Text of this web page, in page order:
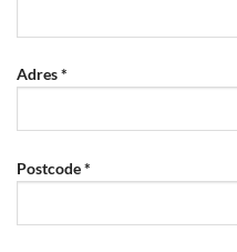
Adres *
Postcode *